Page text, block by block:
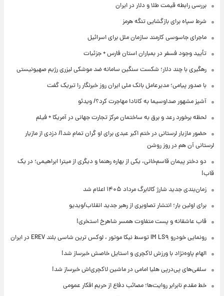
بررسی رابطه قیمت طلا و دلار در ایران
شرط سپاه برای بازگشایی تنگه هرمز
ماجرای جاسوسی کارمند سازمان ملل برای اسرائیل
تأیید وجود فسفر در بمباران استان فارس + جزئیات
رهگیری با چند دلار؛ شکست سنگین سامانه ضد موشکی لیزری رژیم صهیونیستی
با صدور پیامی؛ مدیرعامل بانک ملی ایران روز خبرنگار را تبریک گفت
آشپز مشهور صداوسیما به کانادا مهاجرت کرد؟/ ویدئو
لحظه برخورد رعد و برق به ساختمان مرکز تجارت جهانی در آمریکا + فیلم
حضور مازیار لرستانی در ختم اکبر عبدی برای او گران تمام شد!/ دزدی از مازیار
لرستانی آن هم در روز روشن
دو دختر پیمان قاسم‌خانی، یکی از بهاره رهنما و دیگری از میترا ابراهیمی؛ در یک
قاب!
زمان‌بندی جدید شارژ کالابرگ مرداد ۱۴۰۵ اعلام شد
برای اولین بار؛ انتشار تصاویری از رهبر جدید انقلاب/ویدیو
قاب عاشقانه و پست متفاوت همسر شاهرخ استخری!
رونمایی خودرو IM LS۹ توسط نیکا موتور ، لوکس ترین شاسی بلند EREV در ایران
الهام پاوه‌نژاد با ورزش لاکچری و استایل خاصش خبرساز شد!
سلفی‌های پی‌درپی هلیا امامی در ماشین لاکچری‌اش خبرساز شد!
خط مقدم نابرابر روایت‌ها؛ مصائب دفاع از حریم افکار عمومی